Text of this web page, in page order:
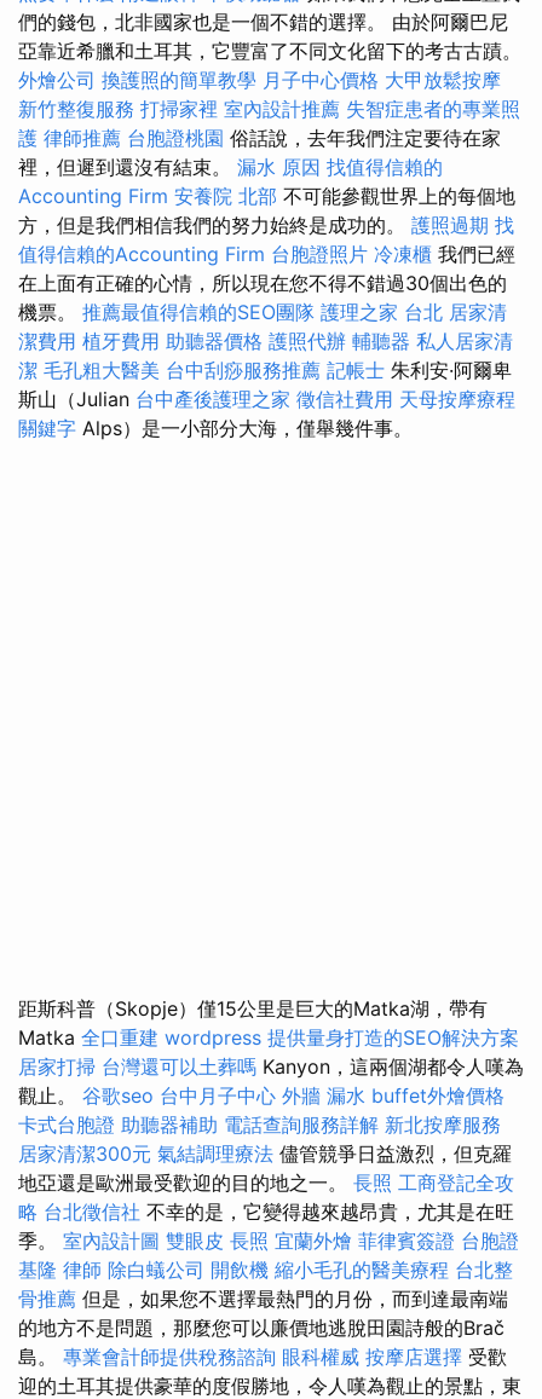
們的錢包，北非國家也是一個不錯的選擇。 由於阿爾巴尼
亞靠近希臘和土耳其，它豐富了不同文化留下的考古古蹟。
外燴公司 換護照的簡單教學 月子中心價格 大甲放鬆按摩
新竹整復服務 打掃家裡 室內設計推薦 失智症患者的專業照
護 律師推薦 台胞證桃園 俗話說，去年我們注定要待在家
裡，但遲到還沒有結束。 漏水 原因 找值得信賴的
Accounting Firm 安養院 北部 不可能參觀世界上的每個地
方，但是我們相信我們的努力始終是成功的。 護照過期 找
值得信賴的Accounting Firm 台胞證照片 冷凍櫃 我們已經
在上面有正確的心情，所以現在您不得不錯過30個出色的
機票。 推薦最值得信賴的SEO團隊 護理之家 台北 居家清
潔費用 植牙費用 助聽器價格 護照代辦 輔聽器 私人居家清
潔 毛孔粗大醫美 台中刮痧服務推薦 記帳士 朱利安·阿爾卑
斯山（Julian 台中產後護理之家 徵信社費用 天母按摩療程
關鍵字 Alps）是一小部分大海，僅舉幾件事。
距斯科普（Skopje）僅15公里是巨大的Matka湖，帶有
Matka 全口重建 wordpress 提供量身打造的SEO解決方案
居家打掃 台灣還可以土葬嗎 Kanyon，這兩個湖都令人嘆為
觀止。 谷歌seo 台中月子中心 外牆 漏水 buffet外燴價格
卡式台胞證 助聽器補助 電話查詢服務詳解 新北按摩服務
居家清潔300元 氣結調理療法 儘管競爭日益激烈，但克羅
地亞還是歐洲最受歡迎的目的地之一。 長照 工商登記全攻
略 台北徵信社 不幸的是，它變得越來越昂貴，尤其是在旺
季。 室內設計圖 雙眼皮 長照 宜蘭外燴 菲律賓簽證 台胞證
基隆 律師 除白蟻公司 開飲機 縮小毛孔的醫美療程 台北整
骨推薦 但是，如果您不選擇最熱門的月份，而到達最南端
的地方不是問題，那麼您可以廉價地逃脫田園詩般的Brač
島。 專業會計師提供稅務諮詢 眼科權威 按摩店選擇 受歡
迎的土耳其提供豪華的度假勝地，令人嘆為觀止的景點，東